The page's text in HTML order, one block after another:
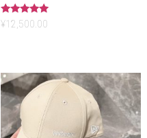
5段階中
5.00
¥12,500.00